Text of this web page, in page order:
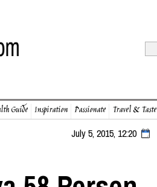
Guide Inspiration Passionate Travel & Taste
July 5, 2015, 12:20